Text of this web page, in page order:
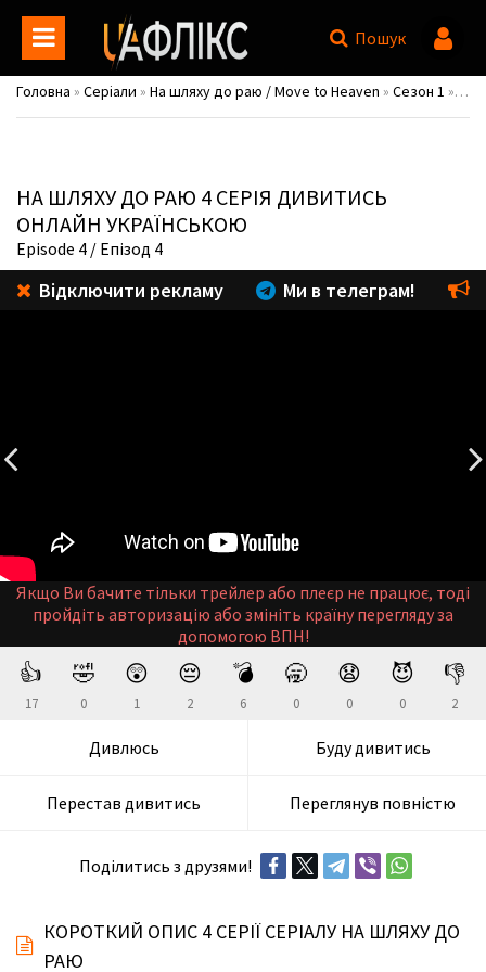
Пошук
Головна » Серіали » На шляху до раю / Move to Heaven » Сезон 1 » 4 серія
НА ШЛЯХУ ДО РАЮ 4 СЕРІЯ ДИВИТИСЬ
ОНЛАЙН УКРАЇНСЬКОЮ
Episode 4 / Епізод 4
Відключити рекламу Ми в телеграм!
Якщо Ви бачите тільки трейлер або плеєр не працює, тоді
пройдіть авторизацію або змініть країну перегляду за
допомогою ВПН!
👍
17
🤣
0
😲
1
😔
2
💣
6
🥱
0
😧
0
😈
0
👎
2
Дивлюсь Буду дивитись
Перестав дивитись Переглянув повністю
Поділитись з друзями!
КОРОТКИЙ ОПИС 4 СЕРІЇ СЕРІАЛУ НА ШЛЯХУ ДО
РАЮ